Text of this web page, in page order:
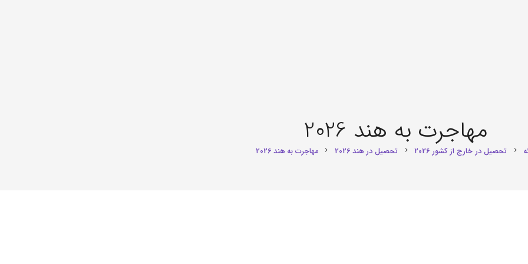
مهاجرت به هند 2026
chevron_right تحصیل در خارج از کشور 2026 chevron_right تحصیل در هند 2026 chevron_right مهاجرت به هند 2026